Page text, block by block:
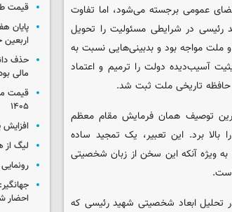
عمومی برجسته می‌شود، اما تفاوت
در شرایطی مسئولیت را تحویل
ملت مواجه بود و بدبینی‌هایی نسبت به
آسیب‌دیده دولت را ترمیم و اعتماد
حافظه تاریخی ملت ثبت شد.
توصیف همان فرمایش مقام معظم
برد. این تعبیر، یک تمجید ساده
ویژه آنکه این سخن از زبان شخصیتی
تحلیل ابعاد شخصیتی شهید رئیسی که
قیمت طلا
پایان
حذف
مالی
۱۴۰۵
لیگ
رونمایی از ۲ خرید جدید
احضار